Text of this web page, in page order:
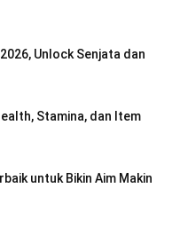
Unlock Senjata dan
Stamina, dan Item
untuk Bikin Aim Makin